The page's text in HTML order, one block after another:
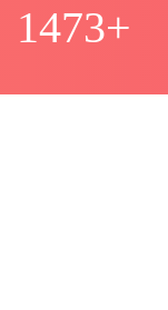
1473+